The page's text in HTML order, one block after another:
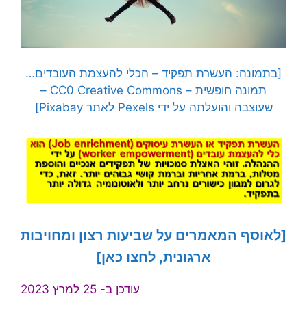
[בתמונה: העשרת תפקיד – הכלי להעצמת העובדים…
תמונה חופשית – CC0 Creative Commons –
שעוצבה והועלתה על ידי Pexels לאתר Pixabay]
[לאוסף המאמרים על שביעות רצון ומחויבות
ארגונית, לחצו כאן]
עודכן ב- 25 למרץ 2023